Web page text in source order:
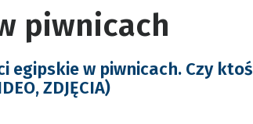
piwnicach
egipskie w piwnicach. Czy ktoś
ZDJĘCIA)